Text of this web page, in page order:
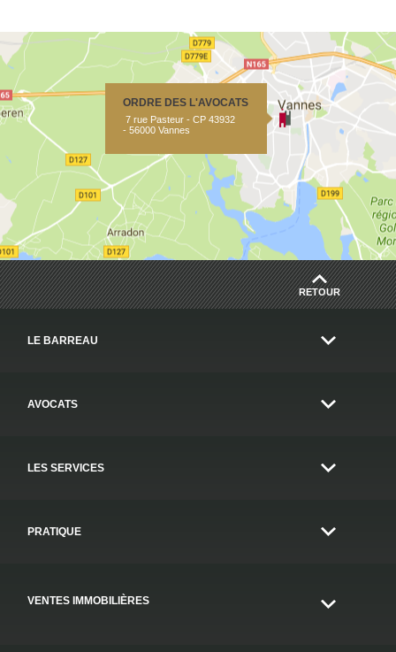
ORDRE DES L'AVOCATS
7 rue Pasteur - CP 43932
- 56000 Vannes
RETOUR
LE BARREAU
AVOCATS
LES SERVICES
PRATIQUE
VENTES IMMOBILIÈRES